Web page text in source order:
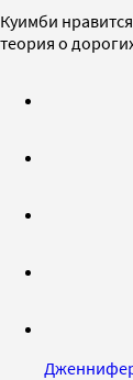
Куимби
теория о